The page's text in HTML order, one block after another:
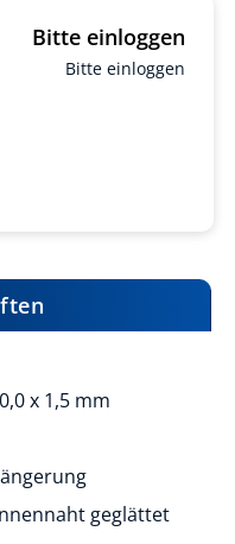
Bitte einloggen
Bitte einloggen
x 1,5 mm
geglättet